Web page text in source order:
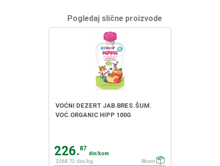
Pogledaj slične proizvode
VOĆNI DEZERT JAB.BRES.ŠUM.
VOĆ.ORGANIC HIPP 100G
226.87
din/kom
2268.72 din/kg
8kom